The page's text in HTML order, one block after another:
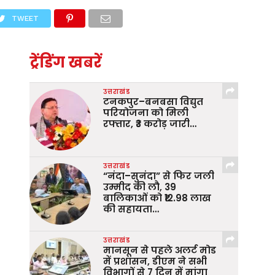
TWEET
ट्रेंडिंग खबरें
उत्तराखंड
टनकपुर–बनबसा विद्युत
परियोजना को मिली
रफ्तार, ₹3 करोड़ जारी…
उत्तराखंड
“नंदा–सुनंदा” से फिर जली
उम्मीद की लौ, 39
बालिकाओं को ₹12.98 लाख
की सहायता…
उत्तराखंड
मानसून से पहले अलर्ट मोड
में प्रशासन, डीएम ने सभी
विभागों से 7 दिन में मांगा